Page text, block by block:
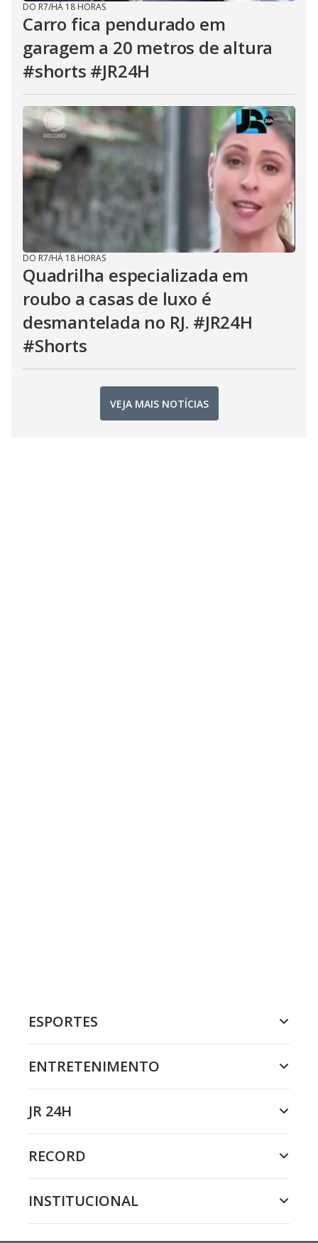
DO R7/HÁ 18 HORAS
Carro fica pendurado em
garagem a 20 metros de altura
#shorts #JR24H
DO R7/HÁ 18 HORAS
Quadrilha especializada em
roubo a casas de luxo é
desmantelada no RJ. #JR24H
#Shorts
VEJA MAIS NOTÍCIAS
ESPORTES
ENTRETENIMENTO
JR 24H
RECORD
INSTITUCIONAL